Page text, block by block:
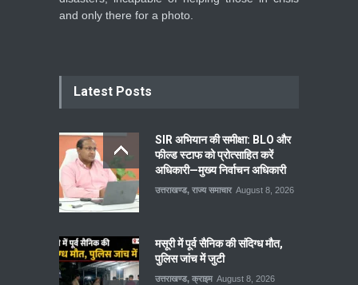
and only there for a photo.
Latest Posts
SIR अभियान की समीक्षा: BLO और
फील्ड स्टाफ को प्रोत्साहित करें
अधिकारी—मुख्य निर्वाचन अधिकारी
उत्तराखण्ड, राज्य समाचार August 8, 2026
मसूरी में पूर्व सैनिक की संदिग्ध मौत,
पुलिस जांच में जुटी
उत्तराखण्ड, क्राइम August 8, 2026